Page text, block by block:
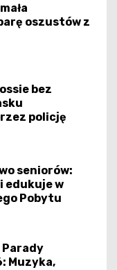
oszustów z
bez
policję
seniorów:
edukuje w
Pobytu
Muzyka,